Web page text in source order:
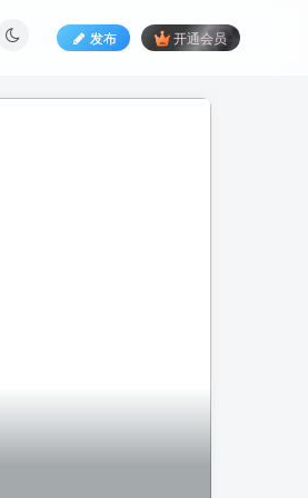
发布 开通会员